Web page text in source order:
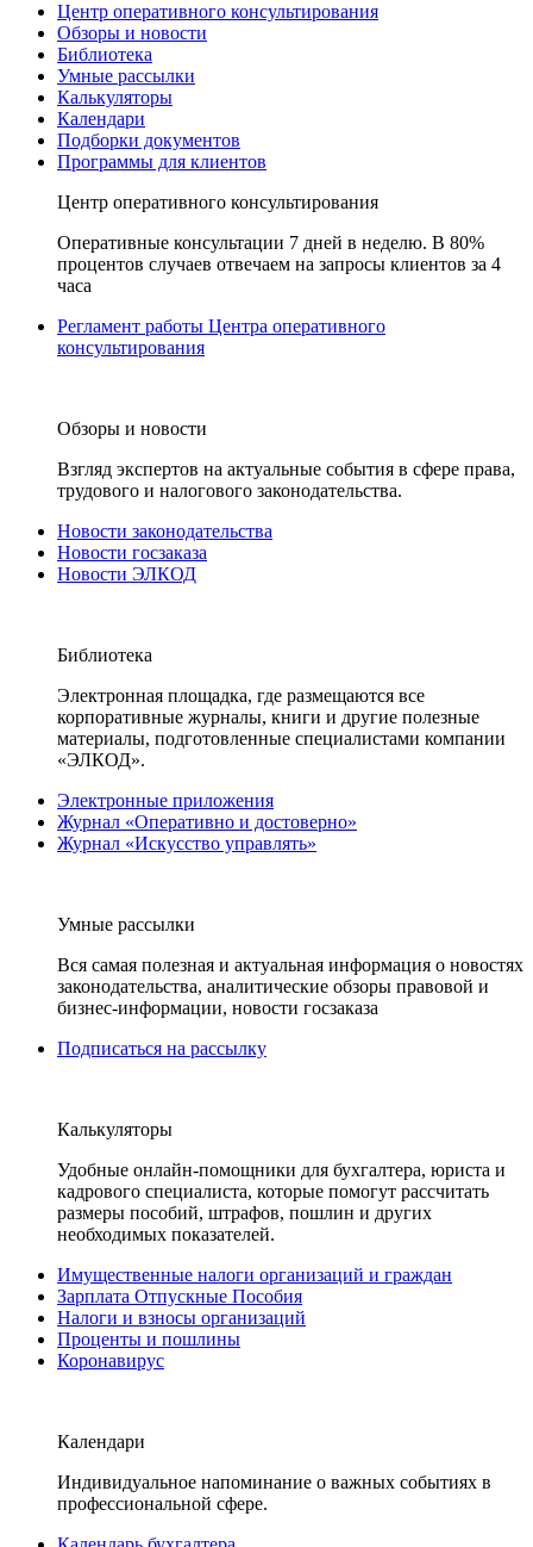
Центр оперативного консультирования
Обзоры и новости
Библиотека
Умные рассылки
Калькуляторы
Календари
Подборки документов
Программы для клиентов
Центр оперативного консультирования
Оперативные консультации 7 дней в неделю. В 80%
процентов случаев отвечаем на запросы клиентов за 4
часа
Регламент работы Центра оперативного
консультирования
Обзоры и новости
Взгляд экспертов на актуальные события в сфере права,
трудового и налогового законодательства.
Новости законодательства
Новости госзаказа
Новости ЭЛКОД
Библиотека
Электронная площадка, где размещаются все
корпоративные журналы, книги и другие полезные
материалы, подготовленные специалистами компании
«ЭЛКОД».
Электронные приложения
Журнал «Оперативно и достоверно»
Журнал «Искусство управлять»
Умные рассылки
Вся самая полезная и актуальная информация о новостях
законодательства, аналитические обзоры правовой и
бизнес-информации, новости госзаказа
Подписаться на рассылку
Калькуляторы
Удобные онлайн-помощники для бухгалтера, юриста и
кадрового специалиста, которые помогут рассчитать
размеры пособий, штрафов, пошлин и других
необходимых показателей.
Имущественные налоги организаций и граждан
Зарплата Отпускные Пособия
Налоги и взносы организаций
Проценты и пошлины
Коронавирус
Календари
Индивидуальное напоминание о важных событиях в
профессиональной сфере.